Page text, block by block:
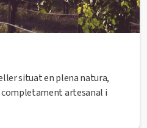
situat en plena natura,
artesanal i